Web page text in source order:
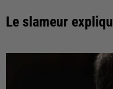
Le slameur